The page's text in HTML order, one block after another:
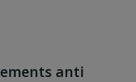
anti